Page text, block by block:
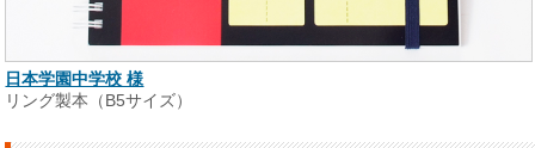
日本学園中学校 様
リング製本（B5サイズ）